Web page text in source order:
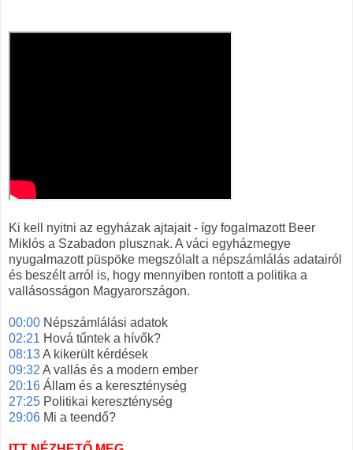
Ki kell nyitni az egyházak ajtajait - így fogalmazott Beer
Miklós a Szabadon plusznak. A váci egyházmegye
nyugalmazott püspöke megszólalt a népszámlálás adatairól
és beszélt arról is, hogy mennyiben rontott a politika a
vallásosságon Magyarországon.
00:00 Népszámlálási adatok
02:21 Hová tűntek a hívők?
08:13A kikerült kérdések
09:32 A vallás és a modern ember
20:16 Állam és a kereszténység
27:25 Politikai kereszténység
29:06 Mi a teendő?